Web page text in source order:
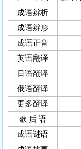
成语辨析
成语辨形
成语正音
英语翻译
日语翻译
俄语翻译
更多翻译
歇 后 语
成语谜语